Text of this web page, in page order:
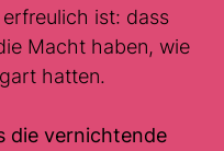
ist: dass
Macht haben, wie
hatten.
die vernichtende